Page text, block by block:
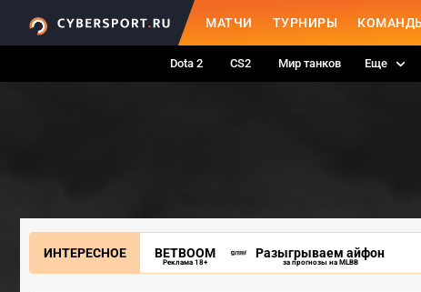
МАТЧИ ТУРНИРЫ
Dota 2 CS2 Мир танков Еще
ИНТЕРЕСНОЕ BETBOOM
Реклама 18+
Разыгрываем айфон
за прогнозы на MLBB